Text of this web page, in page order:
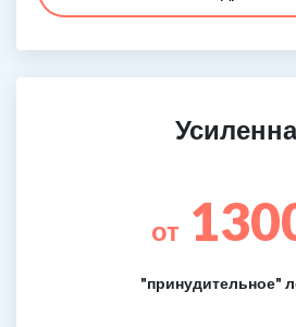
от
"принудительное"